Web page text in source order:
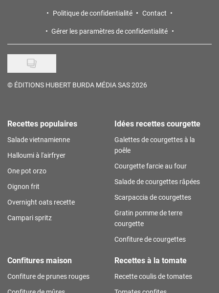
Politique de confidentialité
Contact
Gérer les paramètres de confidentialité
© ÉDITIONS HUBERT BURDA MÉDIA SAS 2026
Recettes populaires
Salade vietnamienne
Halloumi à l'airfryer
One pot orzo
Oignon frit
Overnight oats recette
Campari spritz
Idées recettes courgette
Galettes de courgettes à la
poêle
Courgette farcie au four
Salade de courgettes râpées
Scarpaccia de courgettes
Gratin pomme de terre
courgette
Confiture de courgettes
Confitures maison
Confiture de prunes rouges
Recettes à la tomate
Recette coulis de tomates